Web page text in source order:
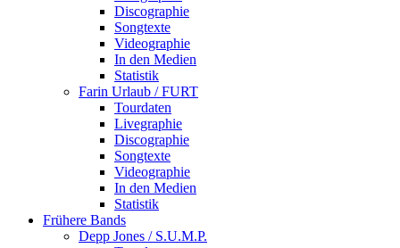
Discographie
Songtexte
Videographie
In den Medien
Statistik
Farin Urlaub / FURT
Tourdaten
Livegraphie
Discographie
Songtexte
Videographie
In den Medien
Statistik
Frühere Bands
Depp Jones / S.U.M.P.